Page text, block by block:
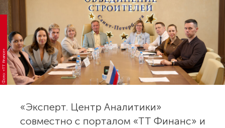
Фото: «TT Finance»
«Эксперт. Центр Аналитики»
совместно с порталом «ТТ Финанс» и